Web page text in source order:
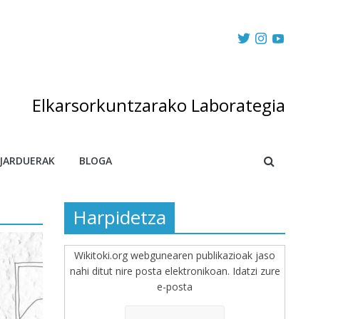
Elkarsorkuntzarako Laborategia
JARDUERAK BLOGA
Harpidetza
Wikitoki.org webgunearen publikazioak jaso
nahi ditut nire posta elektronikoan. Idatzi zure
e-posta